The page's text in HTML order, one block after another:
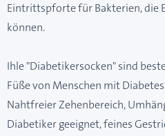
Eintrittspforte für Bakterien, die
können.
Ihle "Diabetikersocken" sind
Füße von Menschen mit
Nahtfreier Zehenbereich,
Diabetiker geeignet, feines